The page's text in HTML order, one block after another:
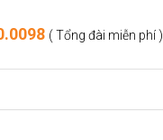
( Tổng đài miễn phí )